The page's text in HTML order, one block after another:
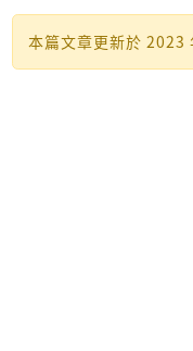
本篇文章更新於 2023